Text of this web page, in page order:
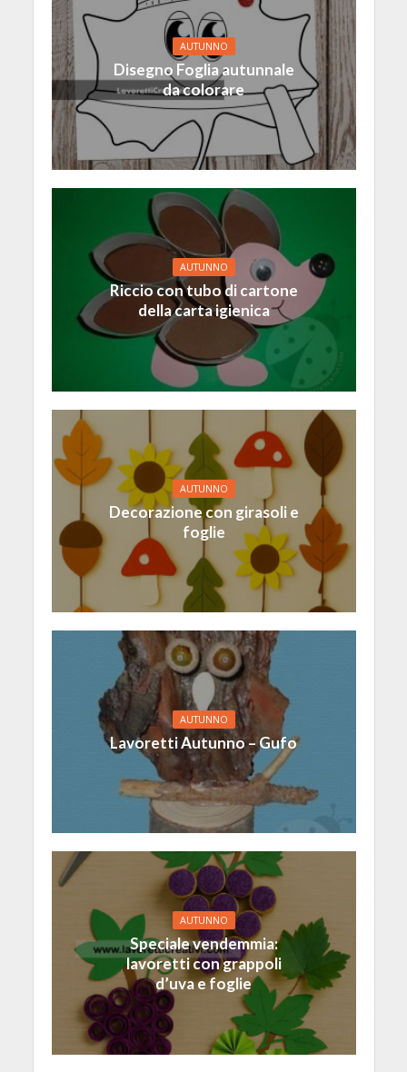
AUTUNNO
Disegno Foglia autunnale
da colorare
AUTUNNO
Riccio con tubo di cartone
della carta igienica
AUTUNNO
Decorazione con girasoli e
foglie
AUTUNNO
Lavoretti Autunno – Gufo
AUTUNNO
Speciale vendemmia:
lavoretti con grappoli
d’uva e foglie